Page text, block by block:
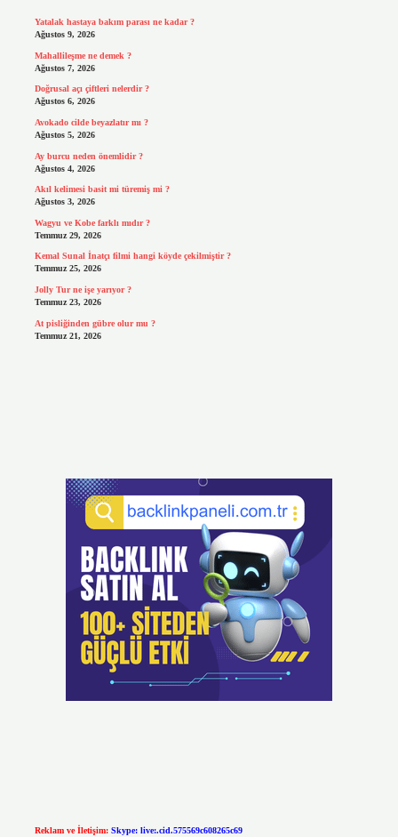
Yatalak hastaya bakım parası ne kadar ?
Ağustos 9, 2026
Mahallileşme ne demek ?
Ağustos 7, 2026
Doğrusal açı çiftleri nelerdir ?
Ağustos 6, 2026
Avokado cilde beyazlatır mı ?
Ağustos 5, 2026
Ay burcu neden önemlidir ?
Ağustos 4, 2026
Akıl kelimesi basit mi türemiş mi ?
Ağustos 3, 2026
Wagyu ve Kobe farklı mıdır ?
Temmuz 29, 2026
Kemal Sunal İnatçı filmi hangi köyde çekilmiştir ?
Temmuz 25, 2026
Jolly Tur ne işe yarıyor ?
Temmuz 23, 2026
At pisliğinden gübre olur mu ?
Temmuz 21, 2026
Reklam ve İletişim: Skype: live:.cid.575569c608265c69